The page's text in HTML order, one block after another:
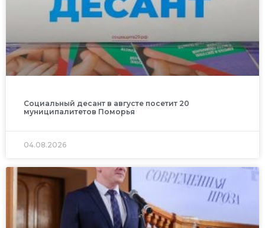
Социальный десант в августе посетит 20
муниципалитетов Поморья
04.08.2026